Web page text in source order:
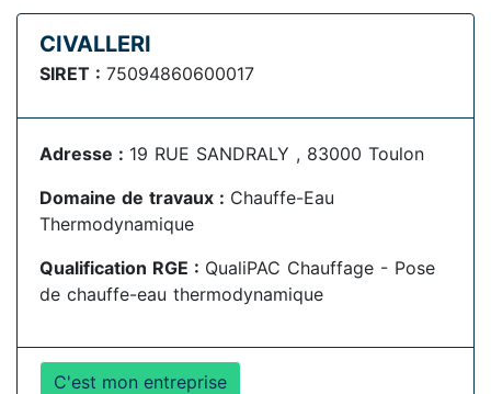
CIVALLERI
SIRET : 75094860600017
Adresse : 19 RUE SANDRALY , 83000 Toulon
Domaine de travaux : Chauffe-Eau
Thermodynamique
Qualification RGE : QualiPAC Chauffage - Pose
de chauffe-eau thermodynamique
C'est mon entreprise